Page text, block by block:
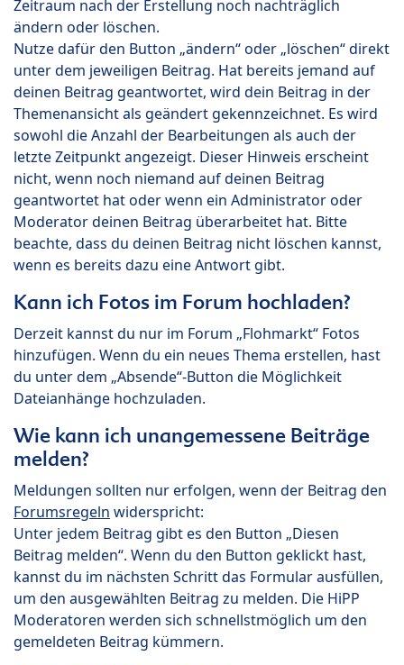
Zeitraum nach der Erstellung noch nachträglich
ändern oder löschen.
Nutze dafür den Button „ändern“ oder „löschen“ direkt
unter dem jeweiligen Beitrag. Hat bereits jemand auf
deinen Beitrag geantwortet, wird dein Beitrag in der
Themenansicht als geändert gekennzeichnet. Es wird
sowohl die Anzahl der Bearbeitungen als auch der
letzte Zeitpunkt angezeigt. Dieser Hinweis erscheint
nicht, wenn noch niemand auf deinen Beitrag
geantwortet hat oder wenn ein Administrator oder
Moderator deinen Beitrag überarbeitet hat. Bitte
beachte, dass du deinen Beitrag nicht löschen kannst,
wenn es bereits dazu eine Antwort gibt.
Kann ich Fotos im Forum hochladen?
Derzeit kannst du nur im Forum „Flohmarkt“ Fotos
hinzufügen. Wenn du ein neues Thema erstellen, hast
du unter dem „Absende“-Button die Möglichkeit
Dateianhänge hochzuladen.
Wie kann ich unangemessene Beiträge
melden?
Meldungen sollten nur erfolgen, wenn der Beitrag den
Forumsregeln widerspricht:
Unter jedem Beitrag gibt es den Button „Diesen
Beitrag melden“. Wenn du den Button geklickt hast,
kannst du im nächsten Schritt das Formular ausfüllen,
um den ausgewählten Beitrag zu melden. Die HiPP
Moderatoren werden sich schnellstmöglich um den
gemeldeten Beitrag kümmern.